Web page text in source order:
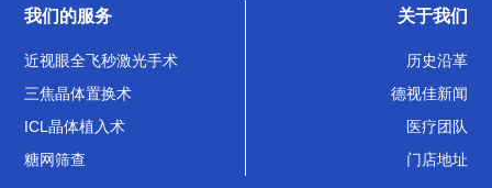
我们的服务
近视眼全飞秒激光手术
三焦晶体置换术
ICL晶体植入术
糖网筛查
关于我们
历史沿革
德视佳新闻
医疗团队
门店地址